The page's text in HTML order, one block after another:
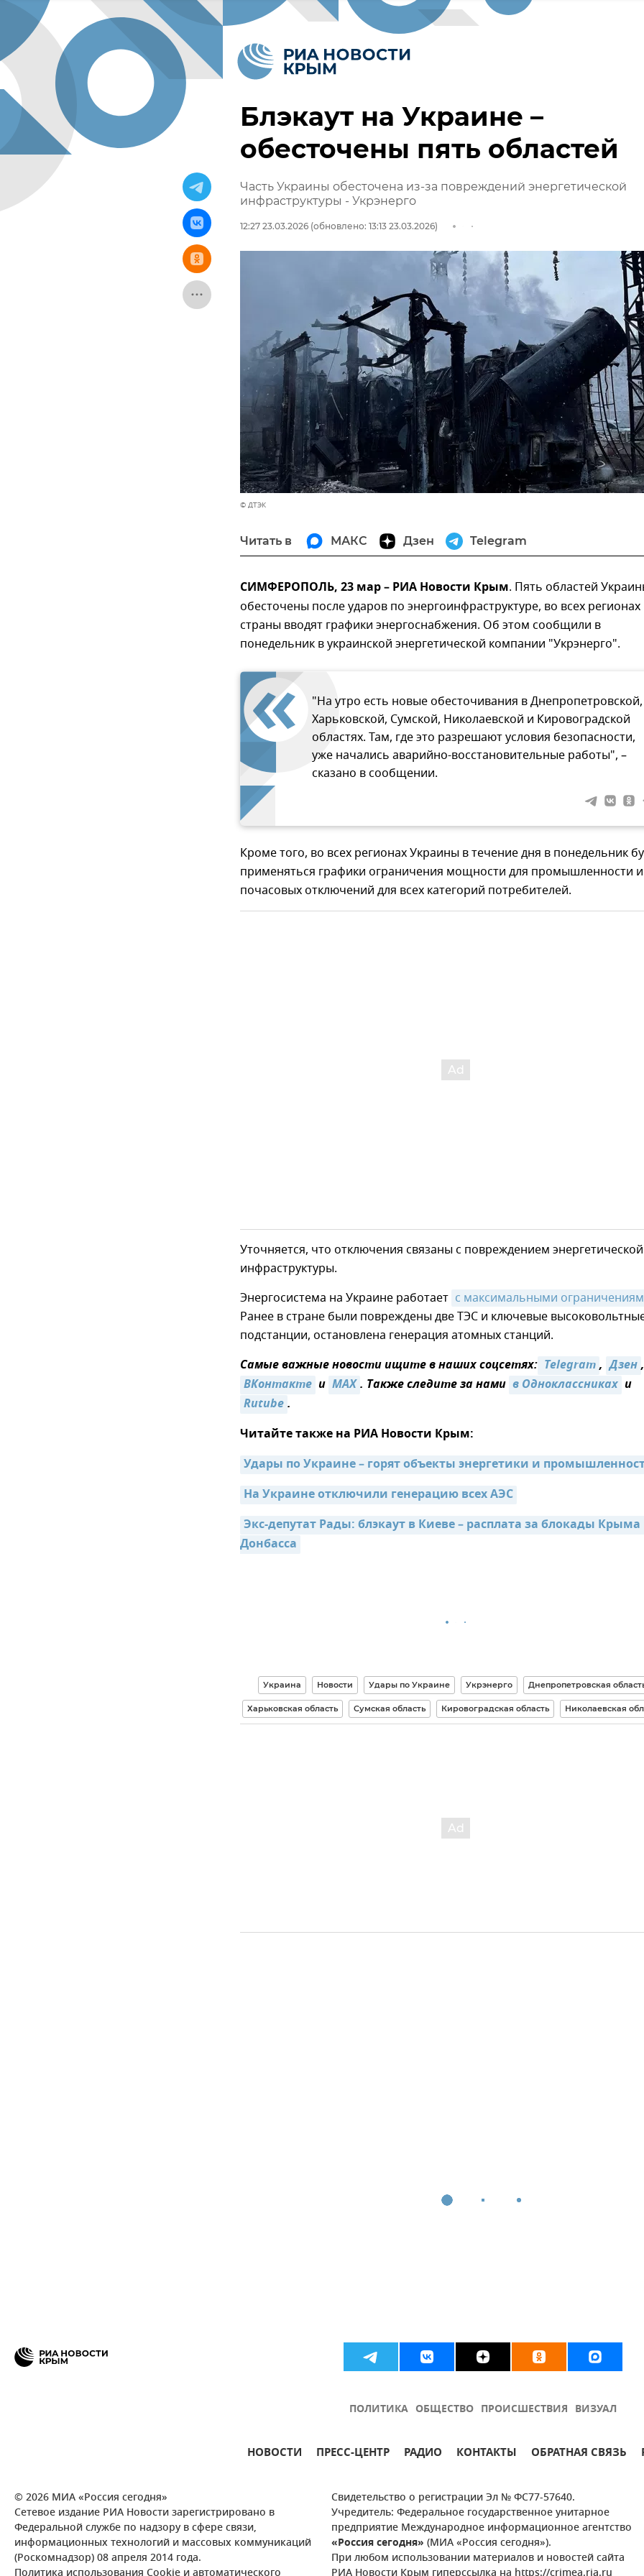
Блэкаут на Украине –
обесточены пять областей
Часть Украины обесточена из-за повреждений энергетической
инфраструктуры - Укрэнерго
12:27 23.03.2026 (обновлено: 13:13 23.03.2026)
© ДТЭК
Читать в МАКС Дзен Telegram
СИМФЕРОПОЛЬ, 23 мар – РИА Новости Крым. Пять областей
обесточены после ударов по энергоинфраструктуре, во всех регионах
страны вводят графики энергоснабжения. Об этом сообщили в
понедельник в украинской энергетической компании "Укрэнерго".
"На утро есть новые обесточивания в Днепропетровской,
Харьковской, Сумской, Николаевской и Кировоградской
областях. Там, где это разрешают условия безопасности,
уже начались аварийно-восстановительные работы", –
сказано в сообщении.
Кроме того, во всех регионах Украины в течение дня в понедельник
применяться графики ограничения мощности для промышленности и
почасовых отключений для всех категорий потребителей.
Уточняется, что отключения связаны с повреждением энергетической
инфраструктуры.
Энергосистема на Украине работает с максимальными
Ранее в стране были повреждены две ТЭС и ключевые
подстанции, остановлена генерация атомных станций.
Самые важные новости ищите в наших соцсетях: Telegram, Дзен,
ВКонтакте и MAX. Также следите за нами в Одноклассниках и
Rutube.
Читайте также на РИА Новости Крым:
Удары по Украине – горят объекты энергетики и
На Украине отключили генерацию всех АЭС
Экс-депутат Рады: блэкаут в Киеве – расплата за блокады
Донбасса
Украина Новости Удары по Украине Укрэнерго Днепропетровская
Харьковская область Сумская область Кировоградская область Николаевская
ПОЛИТИКА ОБЩЕСТВО ПРОИСШЕСТВИЯ ВИЗУАЛ
НОВОСТИ ПРЕСС-ЦЕНТР РАДИО КОНТАКТЫ ОБРАТНАЯ СВЯЗЬ
© 2026 МИА «Россия сегодня»
Сетевое издание РИА Новости зарегистрировано в
Федеральной службе по надзору в сфере связи,
информационных технологий и массовых коммуникаций
(Роскомнадзор) 08 апреля 2014 года.
Свидетельство о регистрации Эл № ФС77-57640.
Учредитель: Федеральное государственное унитарное
предприятие Международное информационное агентство
«Россия сегодня» (МИА «Россия сегодня»).
При любом использовании материалов и новостей сайта